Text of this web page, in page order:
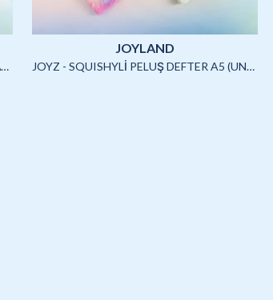
JOYZ - SQUISHYLİ PELUŞ DEFTER A5 (HAYVANLAR)-4/S
JOYLAND
JOYZ - SQUISHYLİ PELUŞ DEFTER A5 (UNICORN)-4/S